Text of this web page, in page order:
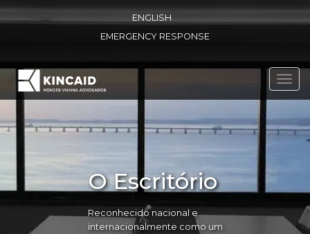
ENGLISH
EMERGENCY RESPONSE
O Escritório
Reconhecido nacional e
internacionalmente como um